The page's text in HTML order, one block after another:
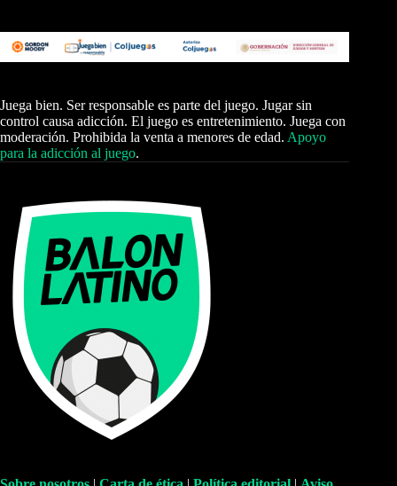
Juega bien. Ser responsable es parte del juego. Jugar sin
control causa adicción. El juego es entretenimiento. Juega con
moderación. Prohibida la venta a menores de edad. Apoyo
para la adicción al juego.